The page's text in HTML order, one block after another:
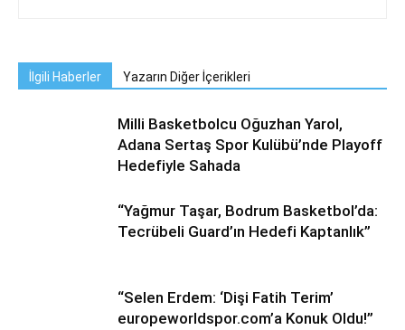
İlgili Haberler Yazarın Diğer İçerikleri
Milli Basketbolcu Oğuzhan Yarol,
Adana Sertaş Spor Kulübü’nde Playoff
Hedefiyle Sahada
“Yağmur Taşar, Bodrum Basketbol’da:
Tecrübeli Guard’ın Hedefi Kaptanlık”
“Selen Erdem: ‘Dişi Fatih Terim’
europeworldspor.com’a Konuk Oldu!”